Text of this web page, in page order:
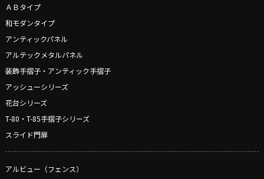
ＡＢタイプ
和モダンタイプ
アンティックパネル
アルテックメタルパネル
装飾手摺子・アンティック手摺子
アッシューシリーズ
花台シリーズ
T-80・T-85手摺子シリーズ
スライド門扉
アルビュー（フェンス）